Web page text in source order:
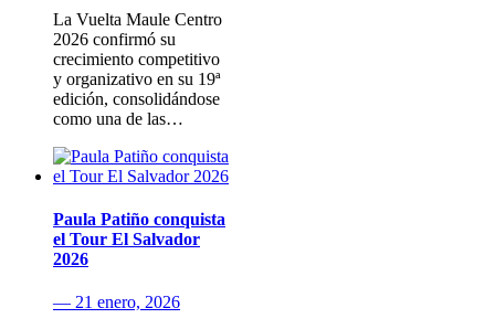
La Vuelta Maule Centro
2026 confirmó su
crecimiento competitivo
y organizativo en su 19ª
edición, consolidándose
como una de las…
Paula Patiño conquista
el Tour El Salvador
2026
— 21 enero, 2026